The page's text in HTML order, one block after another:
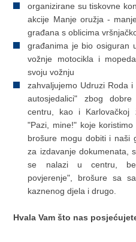
organizirane su tiskovne
akcije Manje oružja -
građana s oblicima
građanima je bio osiguran
vožnje motocikla i
svoju vožnju
zahvaljujemo Udruzi Roda
autosjedalici" zbog
centru, kao i Karlovačkoj
"Pazi, mine!" koje
brošure mogu dobiti i naši
za izdavanje dokumenata,
se nalazi u centru,
povjerenje", brošure sa
kaznenog djela i drugo.
Hvala Vam što nas